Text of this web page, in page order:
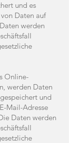
und es
Daten auf
werden
Online-
werden Daten
und
Mail-Adresse
Daten werden